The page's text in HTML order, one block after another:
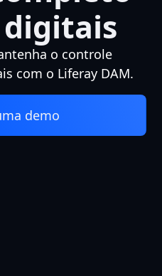
o controle
com o Liferay DAM.
demo